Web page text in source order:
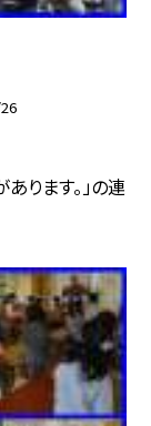
ります。」の連